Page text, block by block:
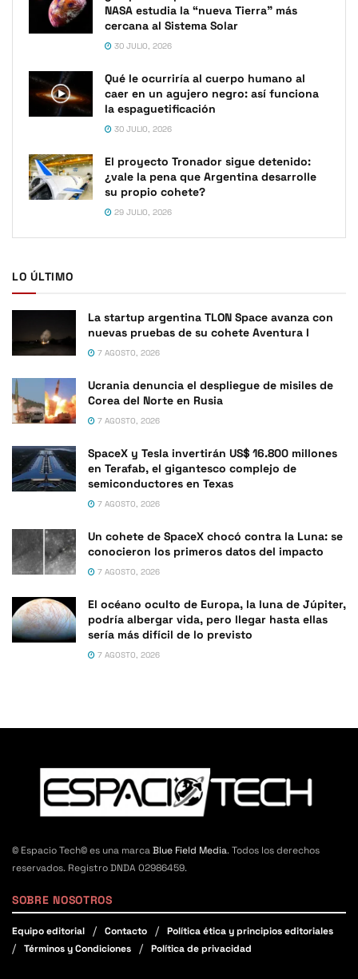
NASA estudia la “nueva Tierra” más
cercana al Sistema Solar
30 JULIO, 2026
Qué le ocurriría al cuerpo humano al
caer en un agujero negro: así funciona
la espaguetificación
30 JULIO, 2026
El proyecto Tronador sigue detenido:
¿vale la pena que Argentina desarrolle
su propio cohete?
29 JULIO, 2026
LO ÚLTIMO
La startup argentina TLON Space avanza con
nuevas pruebas de su cohete Aventura I
7 AGOSTO, 2026
Ucrania denuncia el despliegue de misiles de
Corea del Norte en Rusia
7 AGOSTO, 2026
SpaceX y Tesla invertirán US$ 16.800 millones
en Terafab, el gigantesco complejo de
semiconductores en Texas
7 AGOSTO, 2026
Un cohete de SpaceX chocó contra la Luna: se
conocieron los primeros datos del impacto
7 AGOSTO, 2026
El océano oculto de Europa, la luna de Júpiter,
podría albergar vida, pero llegar hasta ellas
sería más difícil de lo previsto
7 AGOSTO, 2026
© Espacio Tech© es una marcaBlue Field Media. Todos los derechos
reservados. Registro DNDA 02986459.
SOBRE NOSOTROS
Equipo editorial Contacto
Política ética y principios editoriales
Términos y Condiciones
Política de privacidad